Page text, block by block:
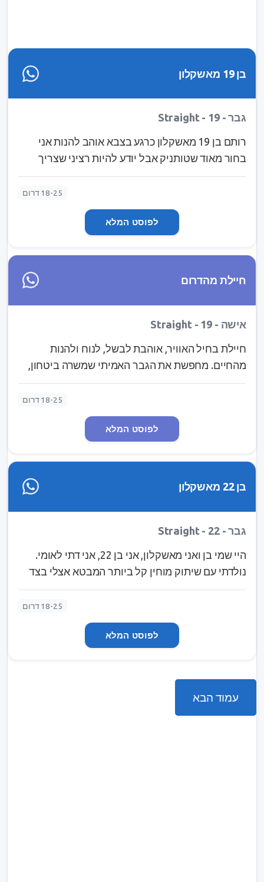
בן 19 מאשקלון
גבר - Straight - 19
רותם בן 19 מאשקלון כרגע בצבא אוהב להנות אני
בחור מאוד שטותניק אבל יודע להיות רציני שצריך
מבחינתי בילוי טוב זה לשבת בים ולאכול משהו טעים
עם מישהו שכיף, אני מחפש קשר רציני עם אחת שאוכל
לתת לה את כל האהבה ותשומת הלב שהיא צריכה. אם
אהבת את מה שכתבת ותרצי לדעת עוד תשלחי לי
rotemanchel2
18-25 דרום
לפוסט המלא
חיילת מהדרום
אישה - Straight - 19
חיילת בחיל האוויר, אוהבת לבשל, לנוח ולהנות
מהחיים. מחפשת את הגבר האמיתי שמשרה ביטחון,
יודע מה הוא רוצה מעצמו, יודע לרגש. מישהו שיבוא
לבוש יפה עם ורד ביד ויאסוף אותי מהבית למקום יפה
לשבת שהוא הכין לנו, שידע לרגש ולהקסים אותי. אם
אתה חושב שזה אתה איפשהו שם, אני אשמח להכיר:
18-25 דרום
לפוסט המלא
בן 22 מאשקלון
גבר - Straight - 22
היי שמי בן ואני מאשקלון, אני בן 22, אני דתי לאומי.
נולדתי עם שיתוק מוחין קל ביותר המבטא אצלי בצד
ימין, כלומר קצת קשה לי לעשות דברים עם יד ימין אבל
אני נעזר בה ביום יום כיד עזר, בעין ימין אני רואה פחות
טוב מעין שמאל וברגל ימין יש לי טיפה צליעה, אם זאת
אני עצמאי לגמרי הולך והכל, אני מחפש מישהי שתדע
קשר ונכיר.
18-25 דרום
לפוסט המלא
עמוד הבא